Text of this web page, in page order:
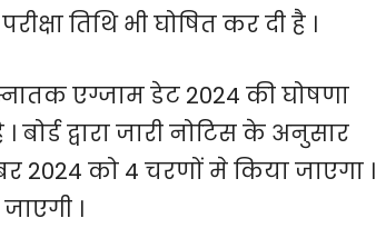
तिथि भी घोषित कर दी है ।
एग्जाम डेट 2024 की घोषणा
द्वारा जारी नोटिस के अनुसार
2024 को 4 चरणों मे किया जाएगा ।
।